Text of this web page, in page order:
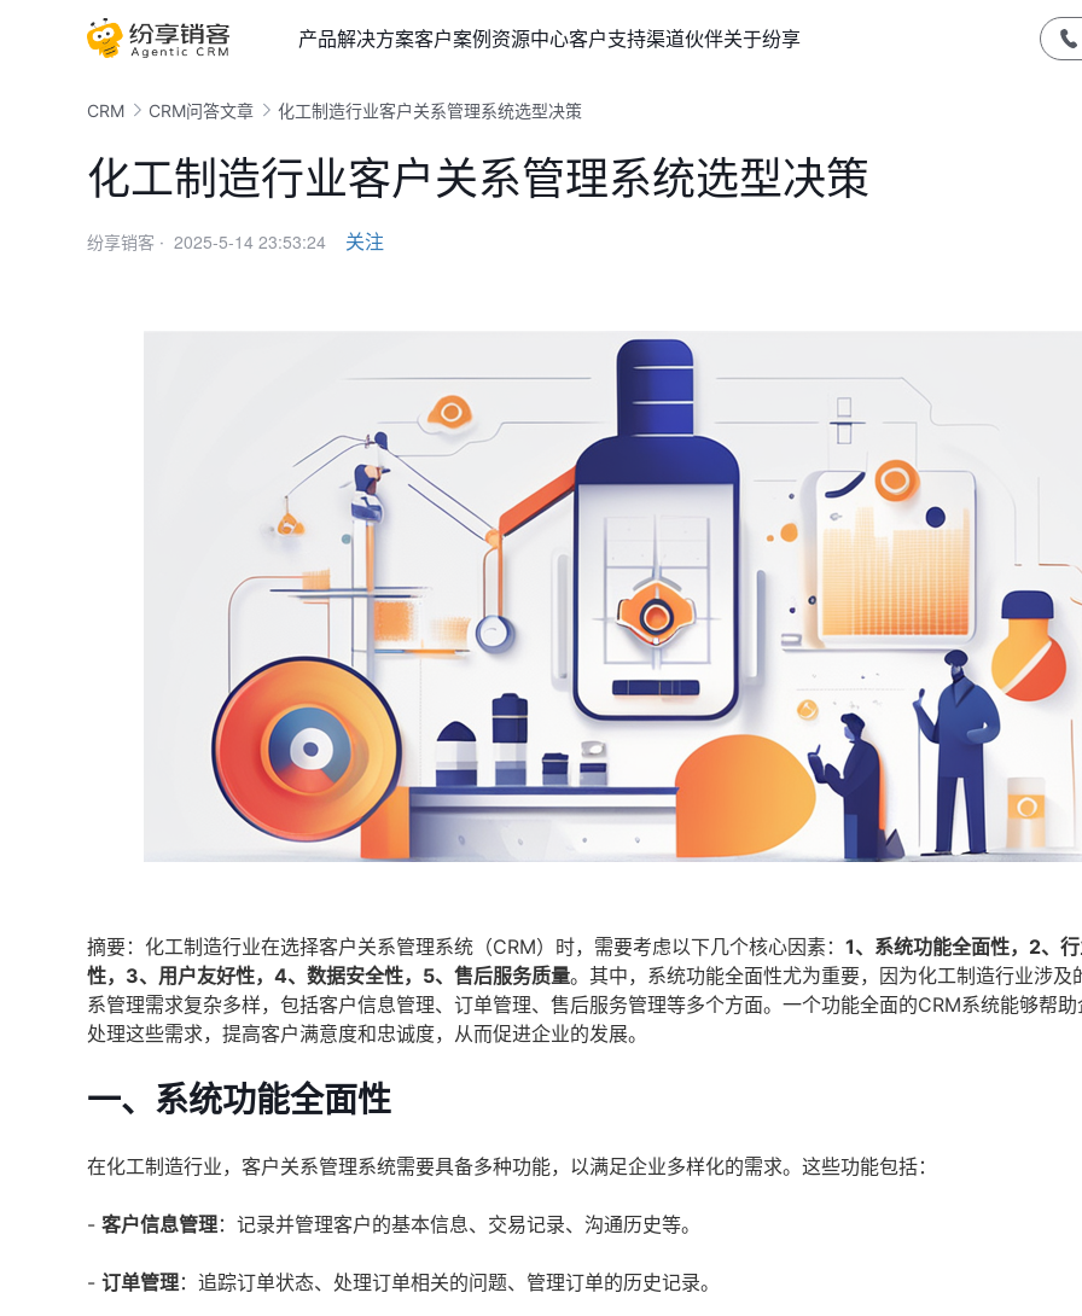
产品解决方案客户案例资源中心客户支持渠道伙伴关于纷享
CRM CRM问答文章 化工制造行业客户关系管理系统选型决策
化工制造行业客户关系管理系统选型决策
纷享销客 · 2025-5-14 23:53:24 关注
摘要：化工制造行业在选择客户关系管理系统（CRM）时，需要考虑以下几个核心因素： 1、系统功能全面性，2、
性，3、用户友好性，4、数据安全性，5、售后服务质量。其中，系统功能全面性尤为重要，因为化工制造行业涉及
系管理需求复杂多样，包括客户信息管理、订单管理、售后服务管理等多个方面。一个功能全面的CRM系统能够帮
处理这些需求，提高客户满意度和忠诚度，从而促进企业的发展。
一、系统功能全面性
在化工制造行业，客户关系管理系统需要具备多种功能，以满足企业多样化的需求。这些功能包括：
- 客户信息管理：记录并管理客户的基本信息、交易记录、沟通历史等。
- 订单管理：追踪订单状态、处理订单相关的问题、管理订单的历史记录。